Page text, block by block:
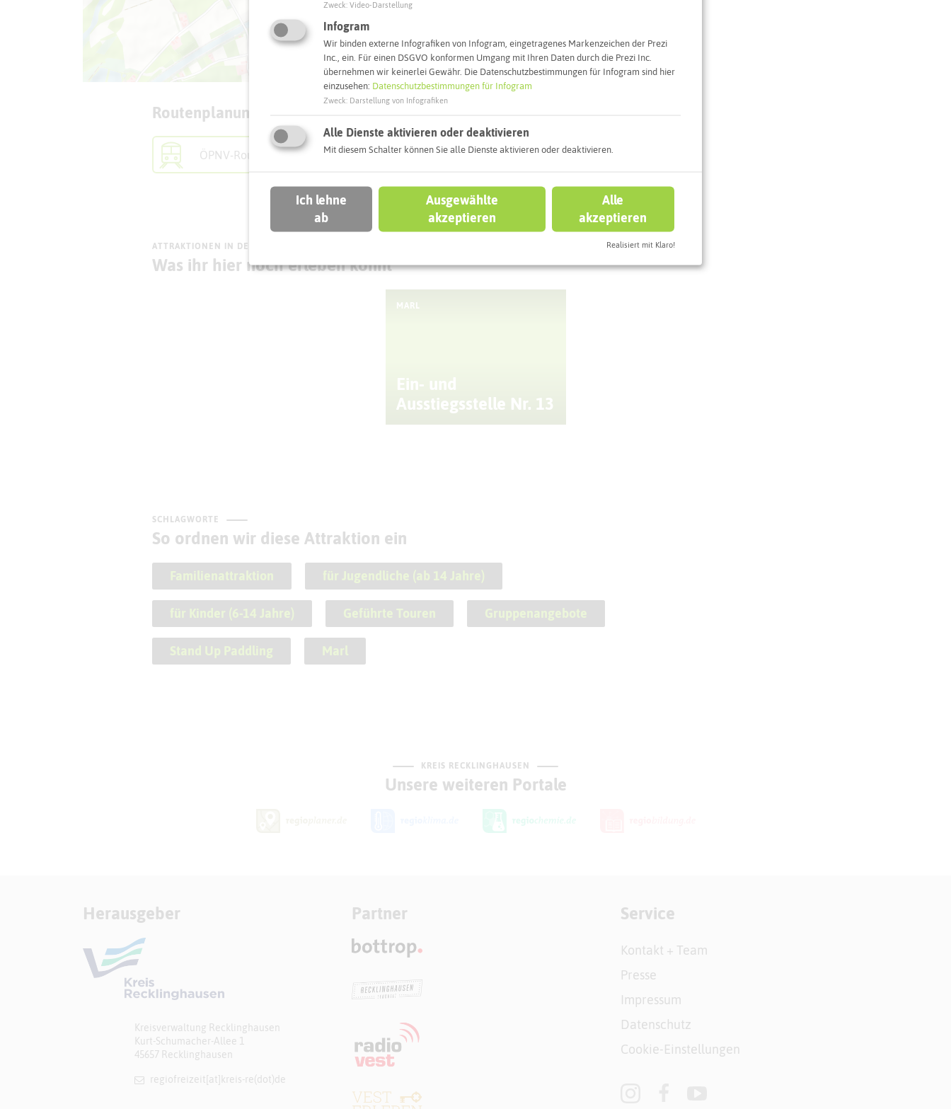
Routenplanung zum Ziel:
ÖPNV-Route finden Autoroute finden
ATTRAKTIONEN IN DER UMGEBUNG
Was ihr hier noch erleben könnt
MARL
Ein- und
Ausstiegsstelle Nr. 13
SCHLAGWORTE
So ordnen wir diese Attraktion ein
Familienattraktion für Jugendliche (ab 14 Jahre)
für Kinder (6-14 Jahre) Geführte Touren Gruppenangebote
Stand Up Paddling Marl
KREIS RECKLINGHAUSEN
Unsere weiteren Portale
Herausgeber
Kreisverwaltung Recklinghausen
Kurt-Schumacher-Allee 1
45657 Recklinghausen
regiofreizeit[at]​kreis-re(dot)de
Partner Service
Kontakt + Team
Presse
Impressum
Datenschutz
Cookie-Einstellungen
Zweck: Video-Darstellung
Infogram
Wir binden externe Infografiken von Infogram, eingetragenes Markenzeichen der Prezi
Inc., ein. Für einen DSGVO konformen Umgang mit Ihren Daten durch die Prezi Inc.
übernehmen wir keinerlei Gewähr. Die Datenschutzbestimmungen für Infogram sind hier
einzusehen: Datenschutzbestimmungen für Infogram
Zweck: Darstellung von Infografiken
Alle Dienste aktivieren oder deaktivieren
Mit diesem Schalter können Sie alle Dienste aktivieren oder deaktivieren.
Ich lehne
ab
Ausgewählte
akzeptieren
Alle
akzeptieren
Realisiert mit Klaro!